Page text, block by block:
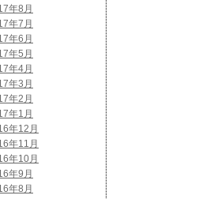
年8月
年7月
年6月
年5月
年4月
年3月
年2月
年1月
年12月
年11月
年10月
年9月
年8月